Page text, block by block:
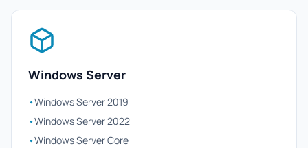
Windows Server
•Windows Server 2019
•Windows Server 2022
•Windows Server Core